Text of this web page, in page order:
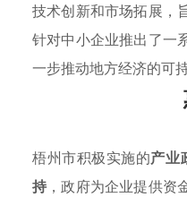
技术创新和市场拓展，
针对中小企业推出了一
一步推动地方经济的可
梧州市积极实施的产业
持 ，政府为企业提供